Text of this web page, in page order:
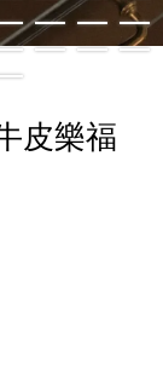
皮樂福